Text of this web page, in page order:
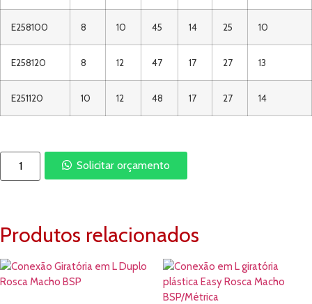
E258100 8 10 45 14 25 10
E258120 8 12 47 17 27 13
E251120 10 12 48 17 27 14
Solicitar orçamento
Produtos relacionados